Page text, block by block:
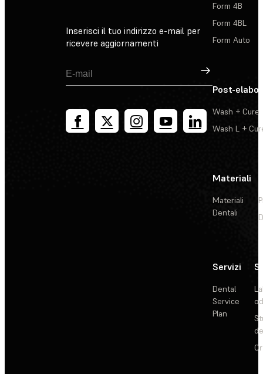
Inserisci il tuo indirizzo e-mail per
ricevere aggiornamenti
Registrati
Form 4B
Form 4BL
Form Auto
Post-
Wash + Cure
Wash L +
Materiali
Materiali
Dentali
Servizi
Dental
Service
Plan